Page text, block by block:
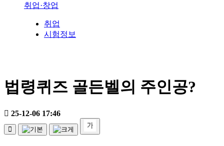
취업·창업
취업
시험정보
법령퀴즈 골든벨의 주인공?
25-12-06 17:46